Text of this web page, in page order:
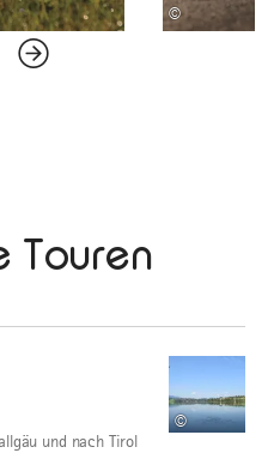
©
Touren
©
und nach Tirol